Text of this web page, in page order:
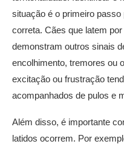
situação é o primeiro
correta. Cães que latem
demonstram outros sinais
encolhimento, tremores ou
excitação ou frustração
acompanhados de pulos e
Além disso, é importante
latidos ocorrem. Por